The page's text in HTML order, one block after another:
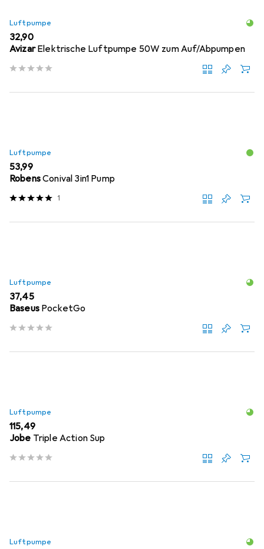
Luftpumpe
EUR
32,90
Avizar Elektrische Luftpumpe 50W zum Auf/Abpumpen
Luftpumpe
EUR
53,99
RobensConival 3in1 Pump
1
Luftpumpe
EUR
37,45
Baseus PocketGo
Luftpumpe
EUR
115,49
Jobe Triple Action Sup
Luftpumpe